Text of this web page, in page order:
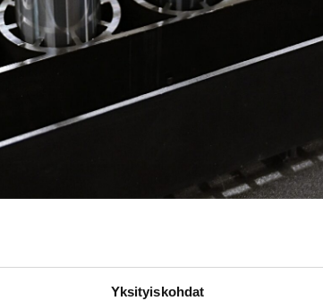
Yksityiskohdat